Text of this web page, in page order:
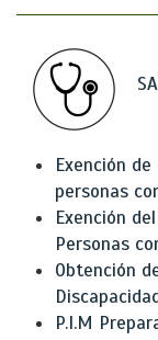
Exención
personas
Exención
Personas
Obtención
P.I.M